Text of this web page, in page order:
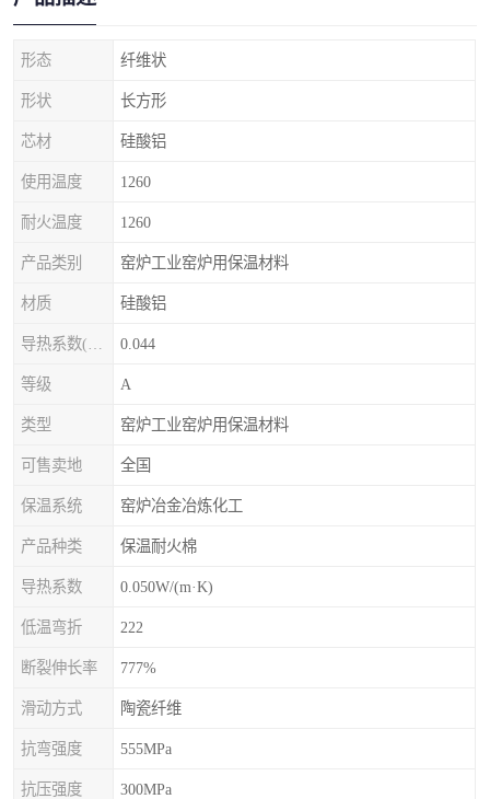
形态 纤维状
形状 长方形
芯材 硅酸铝
使用温度 1260
耐火温度 1260
产品类别 窑炉工业窑炉用保温材料
材质 硅酸铝
0.044
等级 A
类型 窑炉工业窑炉用保温材料
可售卖地 全国
保温系统 窑炉冶金冶炼化工
产品种类 保温耐火棉
导热系数 0.050W/(m·K)
低温弯折 222
断裂伸长率 777%
滑动方式 陶瓷纤维
抗弯强度 555MPa
抗压强度 300MPa